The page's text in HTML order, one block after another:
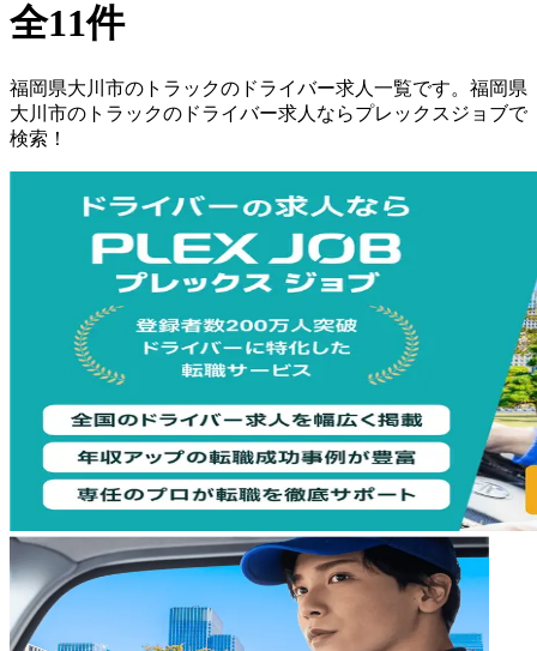
全11件
福岡県大川市の トラックの ドライバー求人一覧です。 福岡県
大川市の トラックの ドライバー求人ならプレックスジョブで
検索！